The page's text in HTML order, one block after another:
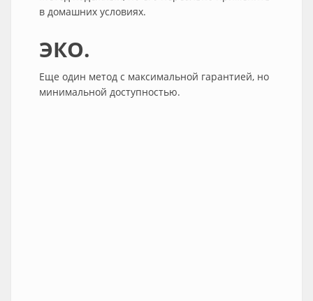
в домашних условиях.
ЭКО.
Еще один метод с максимальной гарантией, но
минимальной доступностью.